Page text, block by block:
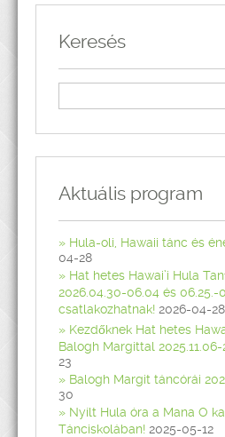
Keresés
Aktuális program
Hula-oli, Hawaii tánc és
04-28
Hat hetes Hawai’i Hula
2026.04.30-06.04 és 06.25.-
csatlakozhatnak! 2026-04-28
Kezdőknek Hat hetes
Balogh Margittal 2025.11.06-
23
Balogh Margit táncórái
30
Nyílt Hula óra a Mana O
Tánciskolában! 2025-05-12